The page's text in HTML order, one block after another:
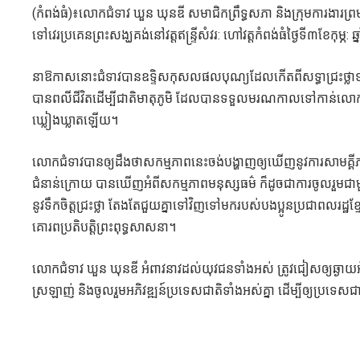
(កំពង់ធំ)៖លោកជំទាវ ឃួន ឃុនឌី សមាជិកព្រឹទ្ធសភា និងក្រុមការងារព្
ទៅវេរប្រគេនព្រះសង្ឃគង់នៅវត្តឥន្ទ្រីសំវរ: ហៅវត្តកំពង់ធំថ្ងៃទី៣ខែកុម្ភ:
នាឱកាសនោះជំទាវបានឧទ្ទិសកុសលផលបុណ្យដែលកើតពីសទ្ធាជ្រះថ្លា
បានពលីជីវិតដើម្បីជាតិមាតុភូមិ ដែលបានទទួលមរណកាលទៅកាន់ល
ឃ្លៀងឃ្លាតឡើយ។
លោកជំទាវបានឲ្យដឹងថាសកម្មភាពនេះចង់បង្ហាញឲ្យឃើញនូវការសាមគ្
ជំនាន់ក្រោយ បានឃើញអំពីសកម្មភាពមនុស្សធម៌ ក៏ដូចជាការចូលរួមជា
នូវទឹកចិត្តជ្រះថ្លា តែងតែជួយគ្នាទៅវិញទៅមករបស់បងប្អូនប្រជាពលរដ្ឋ
គោរពប្រតិបត្តិព្រះពុទ្ធសាសនា។
លោកជំទាវ ឃួន ឃុនឌី អំពាវនាវដល់យុវជនទាំងអស់ ត្រូវជៀសឲ្យឆ្ងាយអំ
ស្រឡាញ់ និងចូលរួមអភិវឌ្ឍន៍ប្រទេសជាតិទាំងអស់គ្នា ដើម្បីឲ្យប្រទេសជា